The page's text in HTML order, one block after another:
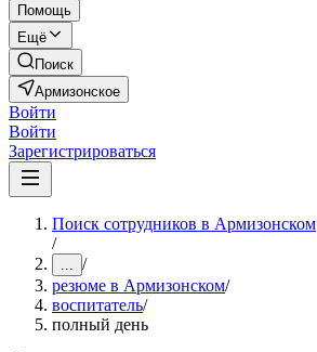
Помощь
Ещё
Поиск
Армизонское
Войти
Войти
Зарегистрироваться
Поиск сотрудников в Армизонском
/
... /
резюме в Армизонском/
воспитатель/
полный день